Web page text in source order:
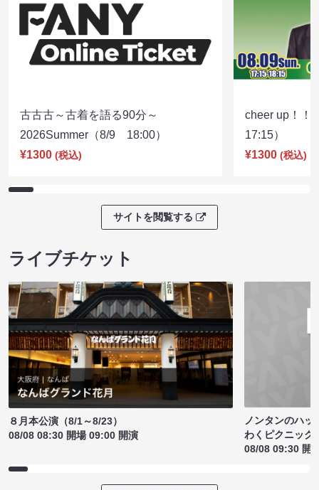
古古古～古着を語る90分～
2026Summer（8/9 18:00）
¥1300 (税込)
cheer up！
17:15）
¥1300 (税込)
サイトを閲覧する
ライブチケット
８月本公演（8/1～8/23）
08/08 08:30 開場 09:00 開演
ノンタンのハッ
わくピクニック
08/08 09:30 開